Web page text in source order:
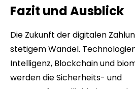
Fazit und Ausblick
Die Zukunft der digitalen
stetigem Wandel.
Intelligenz, Blockchain und
werden die Sicherheits- und